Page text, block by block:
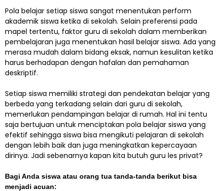
Pola belajar setiap siswa sangat menentukan perform
akademik siswa ketika di sekolah. Selain preferensi pada
mapel tertentu, faktor guru di sekolah dalam memberikan
pembelajaran juga menentukan hasil belajar siswa. Ada yang
merasa mudah dalam bidang eksak, namun kesulitan ketika
harus berhadapan dengan hafalan dan pemahaman
deskriptif.
Setiap siswa memiliki strategi dan pendekatan belajar yang
berbeda yang terkadang selain dari guru di sekolah,
memerlukan pendampingan belajar di rumah. Hal ini tentu
saja bertujuan untuk menciptakan pola belajar siswa yang
efektif sehingga siswa bisa mengikuti pelajaran di sekolah
dengan lebih baik dan juga meningkatkan kepercayaan
dirinya. Jadi sebenarnya kapan kita butuh guru les privat?
Bagi Anda siswa atau orang tua tanda-tanda berikut bisa
menjadi acuan: